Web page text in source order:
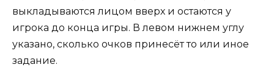
выкладываются лицом вверх и остаются у
игрока до конца игры. В левом нижнем углу
указано, сколько очков принесёт то или иное
задание.